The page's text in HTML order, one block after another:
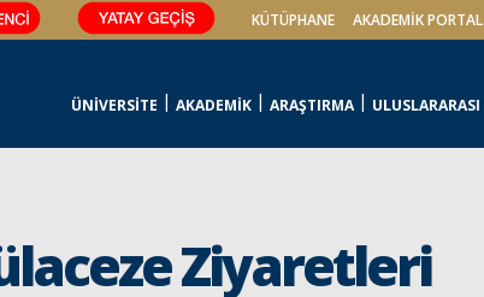
KÜTÜPHANE AKADEMİK PORTAL
ÜNİVERSİTE AKADEMİK ARAŞTIRMA ULUSLARARASI
Ziyaretleri